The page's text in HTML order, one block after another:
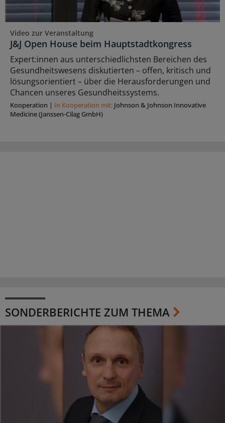
Video zur Veranstaltung
J&J Open House beim Hauptstadtkongress
Expert:innen aus unterschiedlichsten Bereichen des
Gesundheitswesens diskutierten – offen, kritisch und
lösungsorientiert – über die Herausforderungen und
Chancen unseres Gesundheitssystems.
Kooperation | In Kooperation mit: Johnson & Johnson Innovative
Medicine (Janssen-Cilag GmbH)
SONDERBERICHTE ZUM THEMA